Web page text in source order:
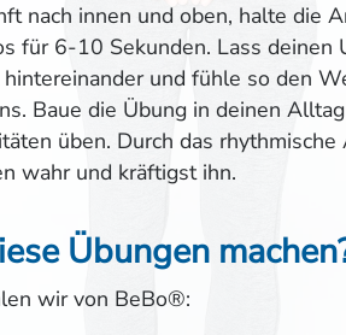
nach innen und oben, halte die
für 6-10 Sekunden. Lass deinen
und fühle so den
Baue die Übung in deinen
üben. Durch das
wahr und kräftigst ihn.
Übungen
wir von BeBo®: